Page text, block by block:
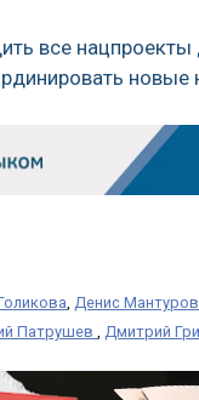
все
Денис Мантуров
Патрушев Дмитрий